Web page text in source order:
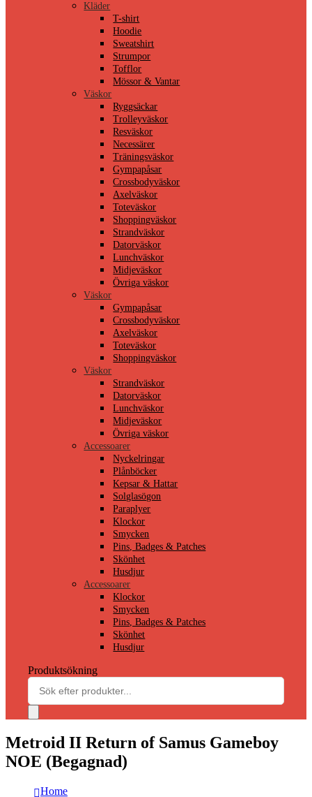
Kläder
T-shirt
Hoodie
Sweatshirt
Strumpor
Tofflor
Mössor & Vantar
Väskor
Ryggsäckar
Trolleyväskor
Resväskor
Necessärer
Träningsväskor
Gympapåsar
Crossbodyväskor
Axelväskor
Toteväskor
Shoppingväskor
Strandväskor
Datorväskor
Lunchväskor
Midjeväskor
Övriga väskor
Väskor
Gympapåsar
Crossbodyväskor
Axelväskor
Toteväskor
Shoppingväskor
Väskor
Strandväskor
Datorväskor
Lunchväskor
Midjeväskor
Övriga väskor
Accessoarer
Nyckelringar
Plånböcker
Kepsar & Hattar
Solglasögon
Paraplyer
Klockor
Smycken
Pins, Badges & Patches
Skönhet
Husdjur
Accessoarer
Klockor
Smycken
Pins, Badges & Patches
Skönhet
Husdjur
Produktsökning
Metroid II Return of Samus Gameboy
NOE (Begagnad)
Home